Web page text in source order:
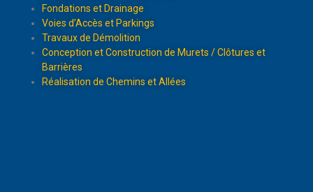
Fondations et Drainage
Voies d’Accès et Parkings
Travaux de Démolition
Conception et Construction de Murets / Clôtures et
Barrières
Réalisation de Chemins et Allées